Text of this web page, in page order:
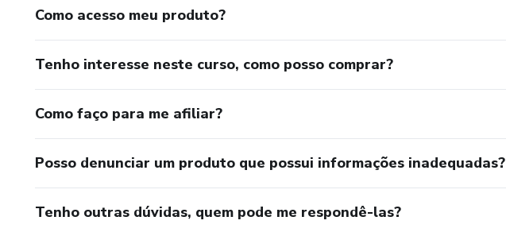
Como acesso meu produto?
Tenho interesse neste curso, como posso comprar?
Como faço para me afiliar?
Posso denunciar um produto que possui informações inadequadas?
Tenho outras dúvidas, quem pode me respondê-las?